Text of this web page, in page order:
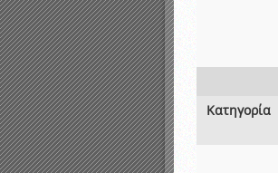
Κατηγορία